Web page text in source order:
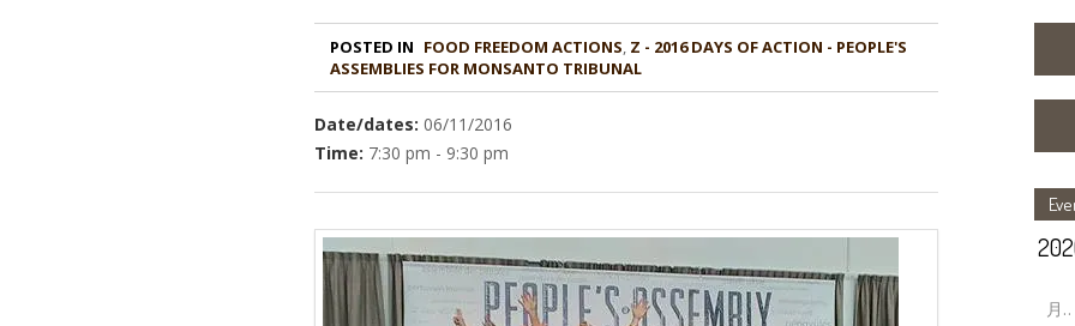
POSTED IN FOOD FREEDOM ACTIONS, Z - 2016 DAYS OF ACTION - PEOPLE'S
ASSEMBLIES FOR MONSANTO TRIBUNAL
Date/dates: 06/11/2016
Time: 7:30 pm - 9:30 pm
月